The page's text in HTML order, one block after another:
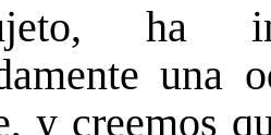
ha
una
y creemos